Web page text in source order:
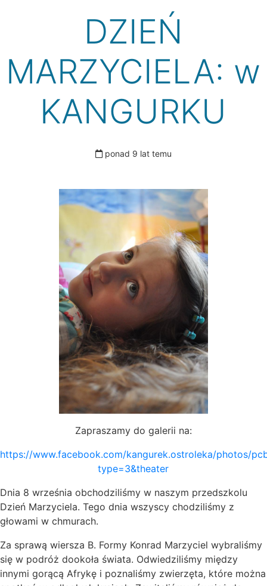
DZIEŃ
MARZYCIELA: w
KANGURKU
ponad 9 lat temu
Zapraszamy do galerii na:
https://www.facebook.com/kangurek.ostroleka/photos/
type=3&theater
Dnia 8 września obchodziliśmy w naszym przedszkolu
Dzień Marzyciela. Tego dnia wszyscy chodziliśmy z
głowami w chmurach.
Za sprawą wiersza B. Formy Konrad Marzyciel wybraliśmy
się w podróż dookoła świata. Odwiedziliśmy między
innymi gorącą Afrykę i poznaliśmy zwierzęta, które można